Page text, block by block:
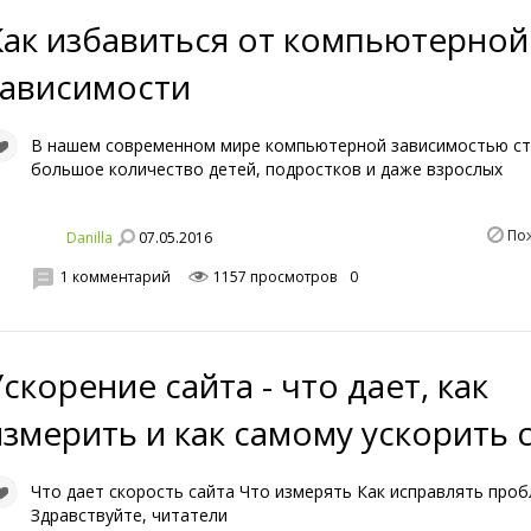
избавиться от компьютерной
В нашем современном мире компьютерной зависимостью
большое количество детей, подростков и даже взрослых
Danilla 07.05.2016
1 комментарий 1157 просмотров 0
сайта - что дает, как
и как самому ускорить
Что дает скорость сайта Что измерять Как исправлять
Здравствуйте, читатели